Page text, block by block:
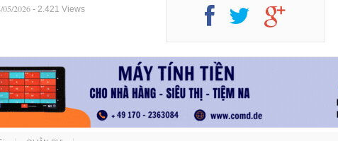
05/2026 - 2.421 Views